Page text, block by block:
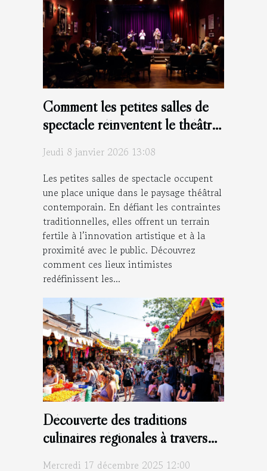
Comment les petites salles de
spectacle réinventent le théâtre
Jeudi 8 janvier 2026 13:08
Les petites salles de spectacle occupent
une place unique dans le paysage théâtral
contemporain. En défiant les contraintes
traditionnelles, elles offrent un terrain
fertile à l’innovation artistique et à la
proximité avec le public. Découvrez
comment ces lieux intimistes
redéfinissent les...
Découverte des traditions
culinaires régionales à travers
Mercredi 17 décembre 2025 12:00